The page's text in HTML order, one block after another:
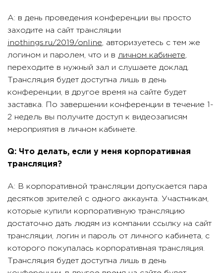
A: в день проведения конференции вы просто
заходите на сайт трансляции
inothings.ru/2019/online , авторизуетесь с тем же
логином и паролем, что и в личном кабинете
переходите в нужный зал и слушаете доклад.
Трансляция будет доступна лишь в день
конференции, в другое время на сайте будет
заставка. По завершении конференции в течение 1-
2 недель вы получите доступ к видеозаписям
мероприятия в личном кабинете.
Q: Что делать, если у меня корпоративная
трансляция?
A: В корпоративной трансляции допускается пара
десятков зрителей с одного аккаунта. Участникам,
которые купили корпоративную трансляцию
достаточно дать людям из компании ссылку на сайт
трансляции, логин и пароль от личного кабинета, с
которого покупалась корпоративная трансляция.
Трансляция будет доступна лишь в день